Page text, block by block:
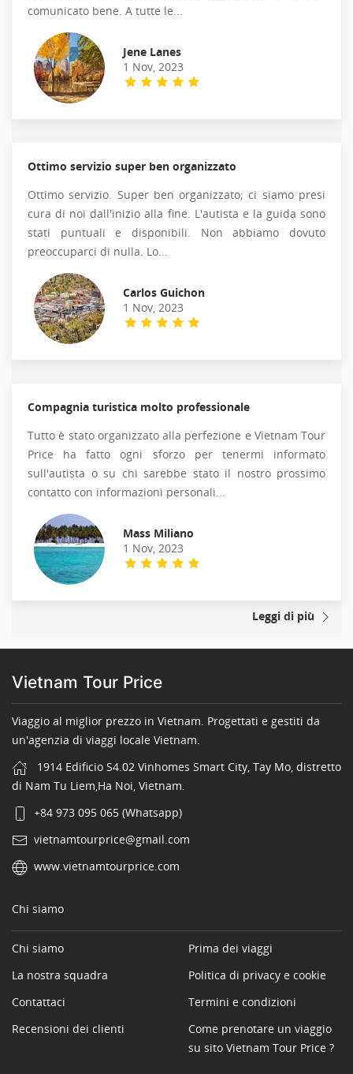
comunicato bene. A tutte le...
Jene Lanes
1 Nov, 2023
Ottimo servizio super ben organizzato
Ottimo servizio. Super ben organizzato; ci siamo presi
cura di noi dall'inizio alla fine. L'autista e la guida sono
stati puntuali e disponibili. Non abbiamo dovuto
preoccuparci di nulla. Lo...
Carlos Guichon
1 Nov, 2023
Compagnia turistica molto professionale
Tutto è stato organizzato alla perfezione e Vietnam Tour
Price ha fatto ogni sforzo per tenermi informato
sull'autista o su chi sarebbe stato il nostro prossimo
contatto con informazioni personali...
Mass Miliano
1 Nov, 2023
Leggi di più
Vietnam Tour Price
Viaggio al miglior prezzo in Vietnam. Progettati e gestiti da
un'agenzia di viaggi locale Vietnam.
1914 Edificio S4.02 Vinhomes Smart City, Tay Mo, distretto
di Nam Tu Liem,Ha Noi, Vietnam.
+84 973 095 065 (Whatsapp)
vietnamtourprice@gmail.com
www.vietnamtourprice.com
Chi siamo
Chi siamo
La nostra squadra
Contattaci
Recensioni dei clienti
Prima dei viaggi
Politica di privacy e cookie
Termini e condizioni
Come prenotare un viaggio
su sito Vietnam Tour Price ?